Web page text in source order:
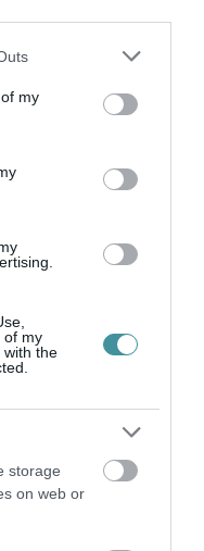
one or more Google
You may click to
third-party tags to
in below Google
my
of my
with the
storage
on web or
délután
rá, hogy a
az egri
a
hatályos
szigorú
hivatal
a gyermekek
a felületek és
továbbá a
részesítik
hogy a
és gondozása
segítve a szülők